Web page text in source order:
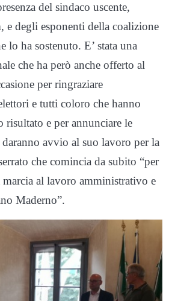
del sindaco uscente,
, e degli esponenti della coalizione
lo ha sostenuto. E’ stata una
che ha però anche offerto al
per ringraziare
e tutti coloro che hanno
risultato e per annunciare le
daranno avvio al suo lavoro per la
che comincia da subito “per
al lavoro amministrativo e
Maderno”.